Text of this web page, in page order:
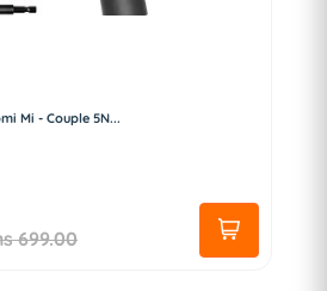
Mi - Couple 5N...
699.00